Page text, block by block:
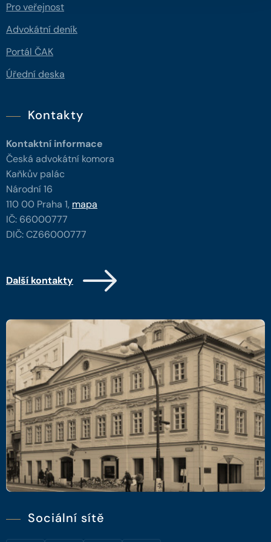
Pro veřejnost
Advokátní deník
Portál ČAK
Úřední deska
Kontakty
Kontaktní informace
Česká advokátní komora
Kaňkův palác
Národní 16
110 00 Praha 1, mapa
IČ: 66000777
DIČ: CZ66000777
Další kontakty
Sociální sítě